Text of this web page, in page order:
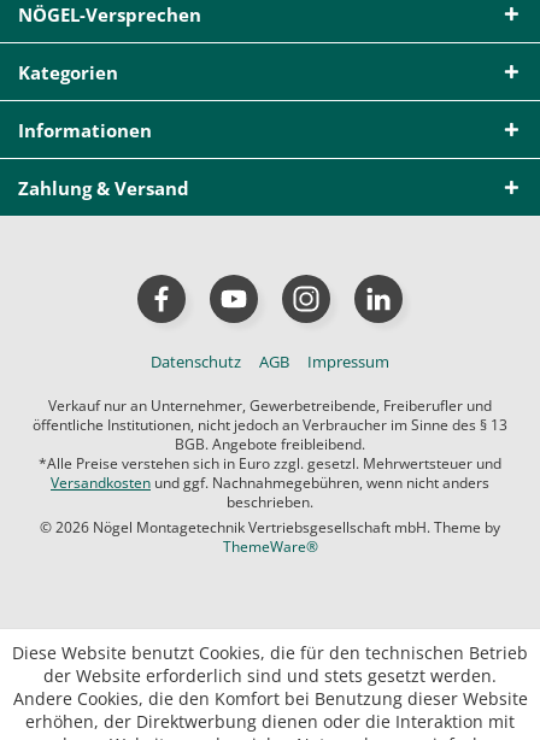
NÖGEL-Versprechen
Kategorien
Informationen
Zahlung & Versand
Datenschutz AGB Impressum
Verkauf nur an Unternehmer, Gewerbetreibende, Freiberufler und
öffentliche Institutionen, nicht jedoch an Verbraucher im Sinne des § 13
BGB. Angebote freibleibend.
*Alle Preise verstehen sich in Euro zzgl. gesetzl. Mehrwertsteuer und
Versandkosten und ggf. Nachnahmegebühren, wenn nicht anders
beschrieben.
© 2026 Nögel Montagetechnik Vertriebsgesellschaft mbH. Theme by
ThemeWare®
Diese Website benutzt Cookies, die für den technischen Betrieb
der Website erforderlich sind und stets gesetzt werden.
Andere Cookies, die den Komfort bei Benutzung dieser Website
erhöhen, der Direktwerbung dienen oder die Interaktion mit